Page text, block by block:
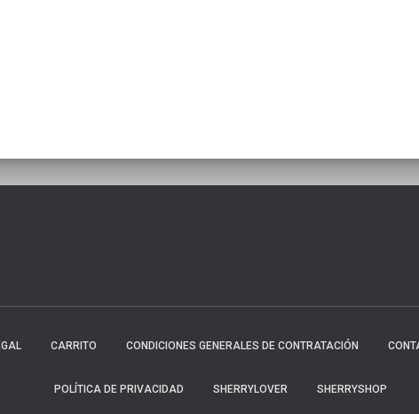
CARRITO CONDICIONES GENERALES DE CONTRATACIÓN
POLÍTICA DE PRIVACIDAD SHERRYLOVER SHERRYSHOP